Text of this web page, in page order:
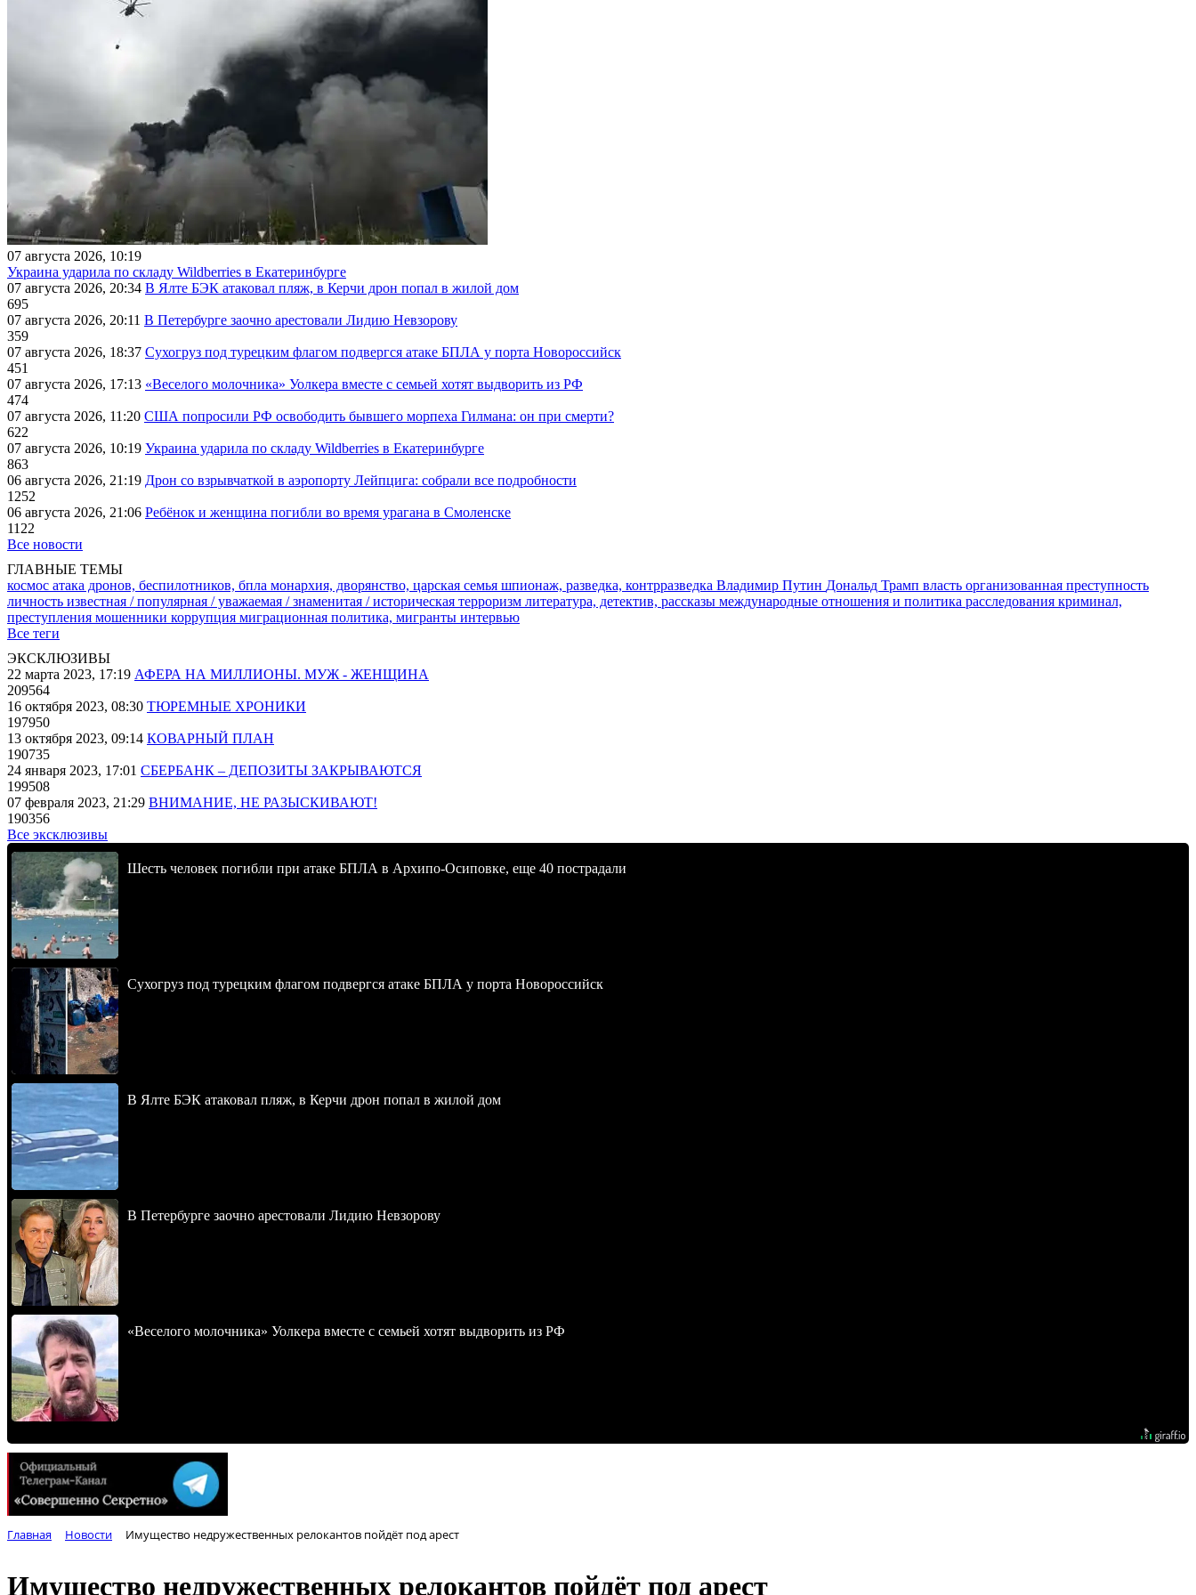
07 августа 2026, 10:19
Украина ударила по складу Wildberries в Екатеринбурге
07 августа 2026, 20:34 В Ялте БЭК атаковал пляж, в Керчи дрон попал в жилой дом
695
07 августа 2026, 20:11 В Петербурге заочно арестовали Лидию Невзорову
359
07 августа 2026, 18:37 Сухогруз под турецким флагом подвергся атаке БПЛА у порта Новороссийск
451
07 августа 2026, 17:13 «Веселого молочника» Уолкера вместе с семьей хотят выдворить из РФ
474
07 августа 2026, 11:20 США попросили РФ освободить бывшего морпеха Гилмана: он при смерти?
622
07 августа 2026, 10:19 Украина ударила по складу Wildberries в Екатеринбурге
863
06 августа 2026, 21:19 Дрон со взрывчаткой в аэропорту Лейпцига: собрали все подробности
1252
06 августа 2026, 21:06 Ребёнок и женщина погибли во время урагана в Смоленске
1122
Все новости
ГЛАВНЫЕ ТЕМЫ
космос атака дронов, беспилотников, бпла монархия, дворянство, царская семья шпионаж, разведка, контрразведка Владимир Путин Дональд Трамп власть организованная преступность
личность известная / популярная / уважаемая / знаменитая / историческая терроризм литература, детектив, рассказы международные отношения и политика расследования криминал,
преступления мошенники коррупция миграционная политика, мигранты интервью
Все теги
ЭКСКЛЮЗИВЫ
22 марта 2023, 17:19 АФЕРА НА МИЛЛИОНЫ. МУЖ - ЖЕНЩИНА
209564
16 октября 2023, 08:30 ТЮРЕМНЫЕ ХРОНИКИ
197950
13 октября 2023, 09:14 КОВАРНЫЙ ПЛАН
190735
24 января 2023, 17:01 СБЕРБАНК – ДЕПОЗИТЫ ЗАКРЫВАЮТСЯ
199508
07 февраля 2023, 21:29 ВНИМАНИЕ, НЕ РАЗЫСКИВАЮТ!
190356
Все эксклюзивы
Шесть человек погибли при атаке БПЛА в Архипо-Осиповке, еще 40 пострадали
Сухогруз под турецким флагом подвергся атаке БПЛА у порта Новороссийск
В Ялте БЭК атаковал пляж, в Керчи дрон попал в жилой дом
В Петербурге заочно арестовали Лидию Невзорову
«Веселого молочника» Уолкера вместе с семьей хотят выдворить из РФ
Главная Новости Имущество недружественных релокантов пойдёт под арест
Имущество недружественных релокантов пойдёт под арест